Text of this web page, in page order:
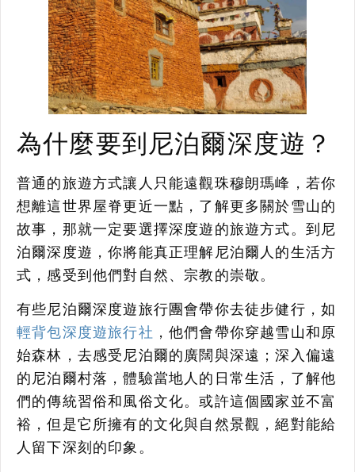
為什麼要到尼泊爾深度遊？
普通的旅遊方式讓人只能遠觀珠穆朗瑪峰，若你
想離這世界屋脊更近一點，了解更多關於雪山的
故事，那就一定要選擇深度遊的旅遊方式。到尼
泊爾深度遊，你將能真正理解尼泊爾人的生活方
式，感受到他們對自然、宗教的崇敬。
有些尼泊爾深度遊旅行團會帶你去徒步健行，如
輕背包深度遊旅行社 ，他們會帶你穿越雪山和原
始森林，去感受尼泊爾的廣闊與深遠；深入偏遠
的尼泊爾村落，體驗當地人的日常生活，了解他
們的傳統習俗和風俗文化。或許這個國家並不富
裕，但是它所擁有的文化與自然景觀，絕對能給
人留下深刻的印象。